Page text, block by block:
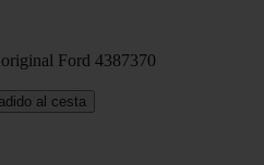
Ford 4387370
al cesta